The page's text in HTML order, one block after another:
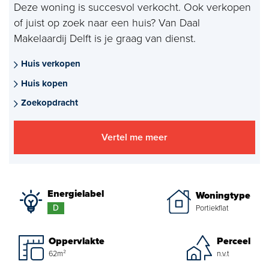
Verhuren
Aankoopmakelaar nieuwbouw
Hypotheekadvies
Projectadvies
Energielabel
Ons Team
Over Van Daal
Klantbeoordelingen
Deze woning is succesvol verkocht. Ook verkopen
of juist op zoek naar een huis? Van Daal
Makelaardij Delft is je graag van dienst.
Huis verkopen
Huis kopen
Zoekopdracht
Vertel me meer
Energielabel
D
Woningtype
Portiekflat
Oppervlakte
62m²
Perceel
n.v.t